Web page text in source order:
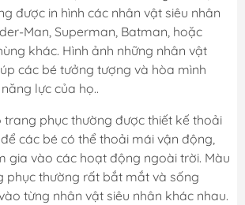
được in hình các nhân vật siêu nhân
Man, Superman, Batman, hoặc
khác. Hình ảnh những nhân vật
các bé tưởng tượng và hòa mình
lực của họ..
trang phục thường được thiết kế thoải
các bé có thể thoải mái vận động,
gia vào các hoạt động ngoài trời. Màu
phục thường rất bắt mắt và sống
từng nhân vật siêu nhân khác nhau.